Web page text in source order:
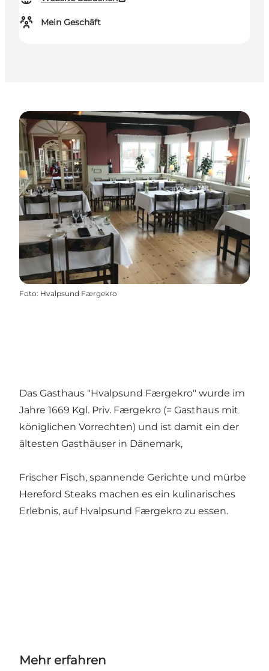
Mein Geschäft
Foto: Hvalpsund Færgekro
Das Gasthaus "Hvalpsund Færgekro" wurde im
Jahre 1669 Kgl. Priv. Færgekro (= Gasthaus mit
königlichen Vorrechten) und ist damit ein der
ältesten Gasthäuser in Dänemark,
Frischer Fisch, spannende Gerichte und mürbe
Hereford Steaks machen es ein kulinarisches
Erlebnis, auf Hvalpsund Færgekro zu essen.
Mehr erfahren